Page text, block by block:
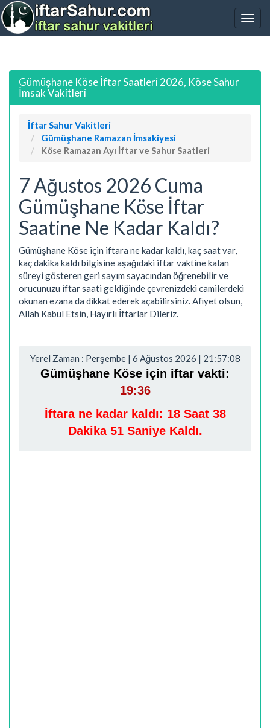
Gümüşhane Köse İftar Saatleri 2026, Köse Sahur
İmsak Vakitleri
İftar Sahur Vakitleri
Gümüşhane Ramazan İmsakiyesi
Köse Ramazan Ayı İftar ve Sahur Saatleri
7 Ağustos 2026 Cuma
Gümüşhane Köse İftar
Saatine Ne Kadar Kaldı?
Gümüşhane Köse için iftara ne kadar kaldı, kaç saat var,
kaç dakika kaldı bilgisine aşağıdaki iftar vaktine kalan
süreyi gösteren geri sayım sayacından öğrenebilir ve
orucunuzu iftar saati geldiğinde çevrenizdeki camilerdeki
okunan ezana da dikkat ederek açabilirsiniz. Afiyet olsun,
Allah Kabul Etsin, Hayırlı İftarlar Dileriz.
Yerel Zaman : Perşembe | 6 Ağustos 2026 | 21:57:09
Gümüşhane Köse için iftar vakti:
19:36
İftara ne kadar kaldı: 18 Saat 38
Dakika 50 Saniye Kaldı.